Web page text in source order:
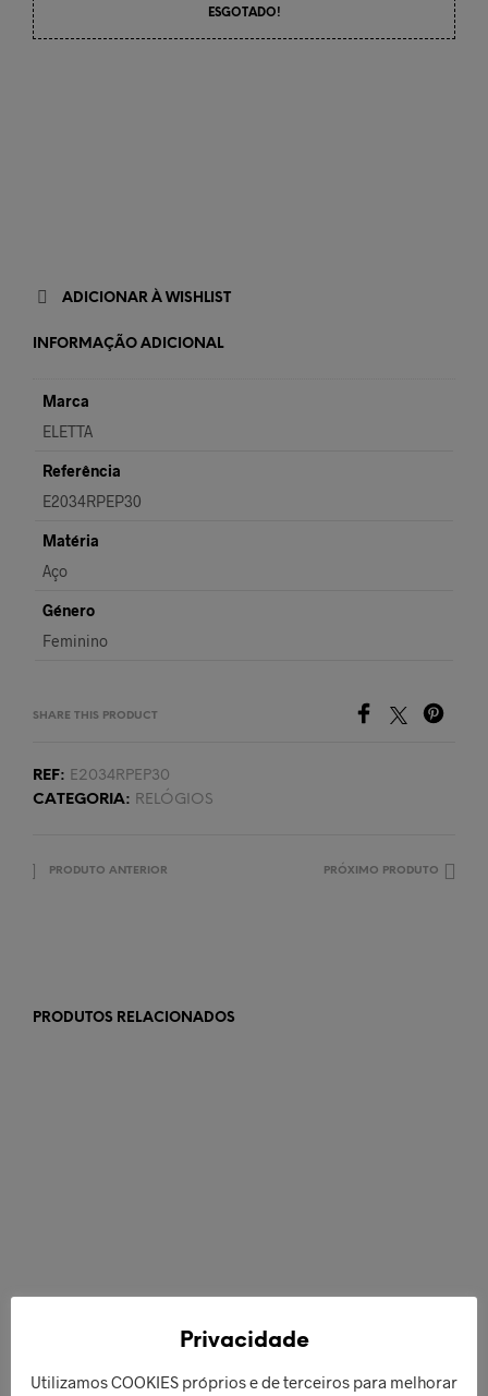
ESGOTADO!
ADICIONAR À WISHLIST
INFORMAÇÃO ADICIONAL
Marca
ELETTA
Referência
E2034RPEP30
Matéria
Aço
Género
Feminino
SHARE THIS PRODUCT
REF: E2034RPEP30
CATEGORIA: RELÓGIOS
PRODUTO ANTERIOR PRÓXIMO PRODUTO
PRODUTOS RELACIONADOS
LER MAIS
€169,00
Privacidade
Utilizamos COOKIES próprios e de terceiros para melhorar